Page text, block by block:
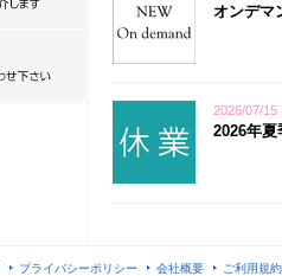
オンデマ
2026/07/15
2026年
プライバシーポリシー 会社概要 ご利用規約